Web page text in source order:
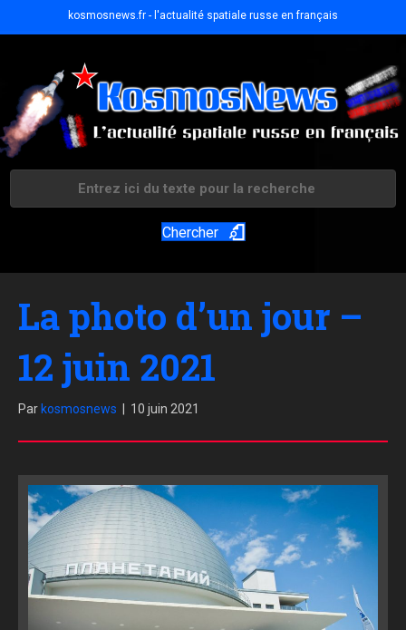
kosmosnews.fr - l'actualité spatiale russe en français
Chercher
La photo d’un jour –
12 juin 2021
Par kosmosnews 10 juin 2021